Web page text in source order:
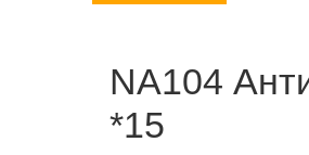
NA104
*15